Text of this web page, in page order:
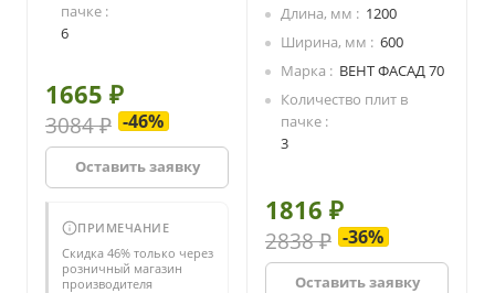
пачке
6
1665 ₽
3084 ₽ -46%
Оставить заявку
ПРИМЕЧАНИЕ
Скидка 46% только через
розничный магазин
производителя
зазором.
Длина, мм
1200
Ширина, мм
600
Марка
ВЕНТ ФАСАД 70
Количество плит в
пачке
3
1816 ₽
2838 ₽ -36%
Оставить заявку